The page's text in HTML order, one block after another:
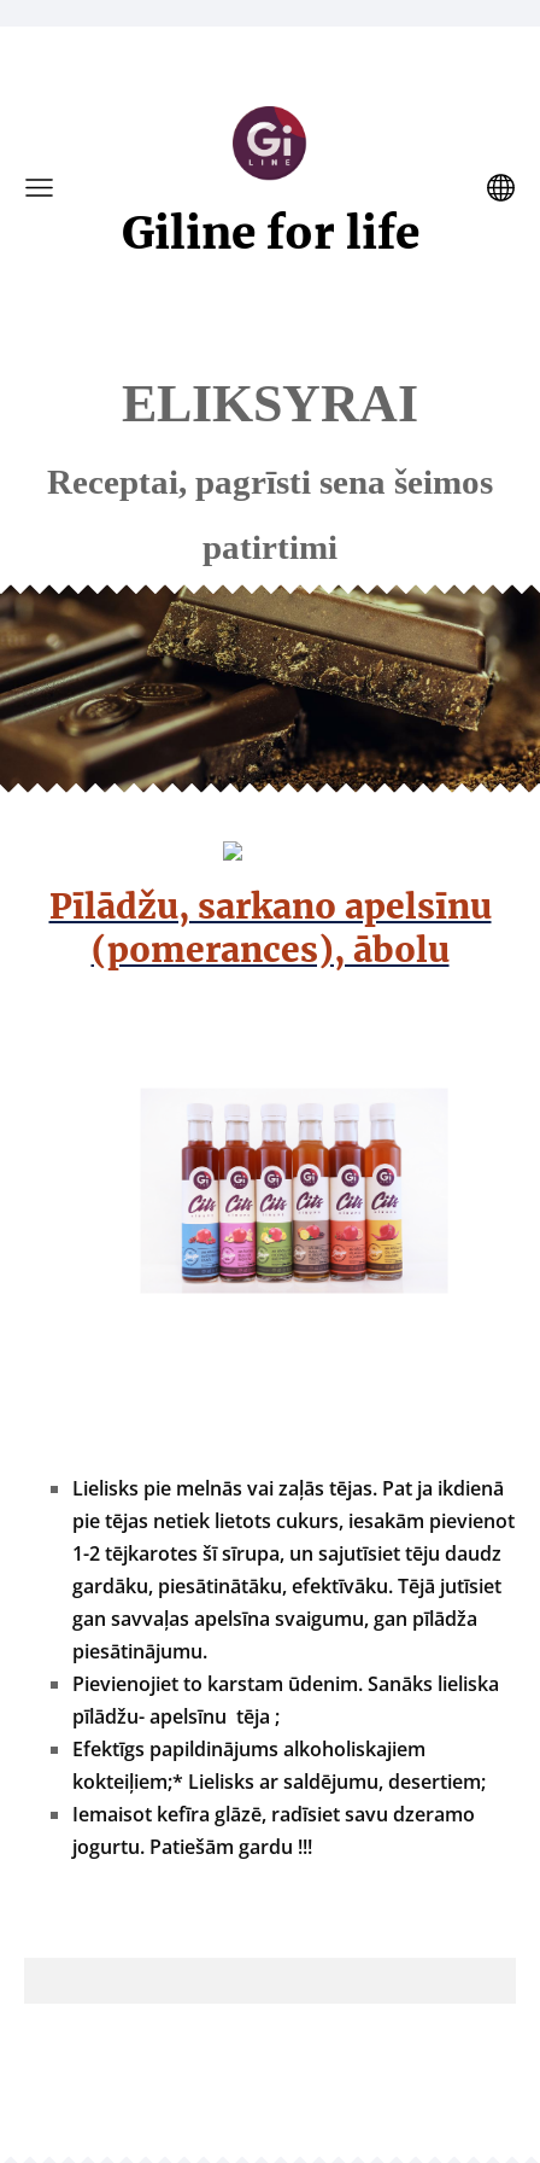
Giline for life
ELIKSYRAI
Receptai, pagrīsti sena šeimos
patirtimi
Pīlādžu, sarkano apelsīnu
(pomerances), ābolu
Lielisks pie melnās vai zaļās tējas. Pat ja ikdienā
pie tējas netiek lietots cukurs, iesakām pievienot
1-2 tējkarotes šī sīrupa, un sajutīsiet tēju daudz
gardāku, piesātinātāku, efektīvāku. Tējā jutīsiet
gan savvaļas apelsīna svaigumu, gan pīlādža
piesātinājumu.
Pievienojiet to karstam ūdenim. Sanāks lieliska
pīlādžu- apelsīnu tēja ;
Efektīgs papildinājums alkoholiskajiem
kokteiļiem;* Lielisks ar saldējumu, desertiem;
Iemaisot kefīra glāzē, radīsiet savu dzeramo
jogurtu. Patiešām gardu !!!